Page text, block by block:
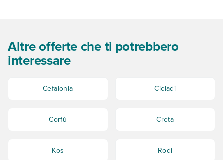
Altre offerte che ti potrebbero
interessare
Cefalonia Cicladi
Corfù Creta
Kos Rodi